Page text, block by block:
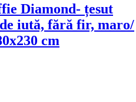
Diamond- țesut
iută, fără fir, maro/
cm